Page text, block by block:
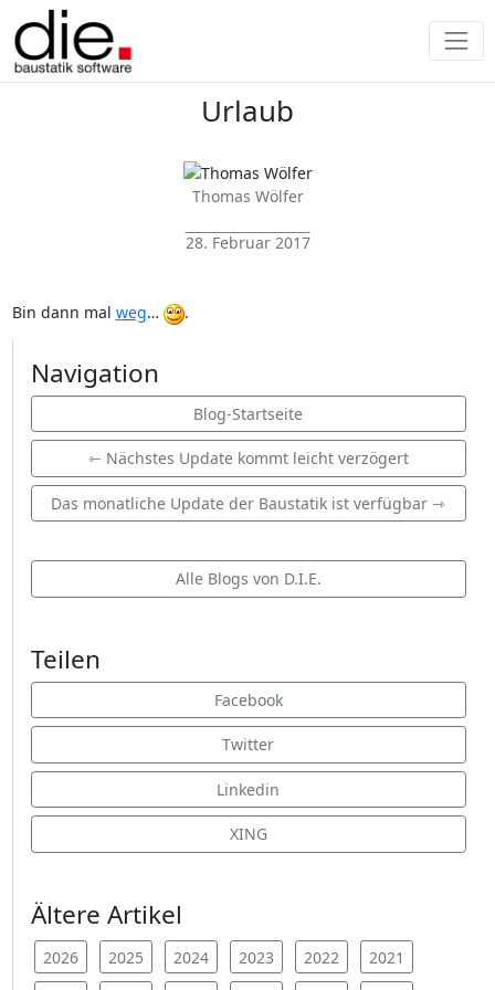
Urlaub
Thomas Wölfer
28. Februar 2017
Bin dann mal weg… .
Navigation
Blog-Startseite
⇽ Nächstes Update kommt leicht verzögert
Das monatliche Update der Baustatik ist verfügbar ⇾
Alle Blogs von D.I.E.
Teilen
Facebook
Twitter
Linkedin
XING
Ältere Artikel
2026 2025 2024 2023 2022
2021